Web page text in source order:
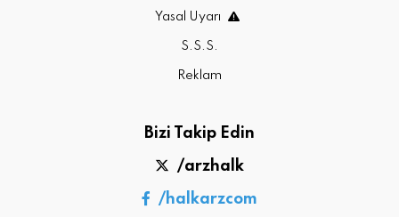
Yasal Uyarı
S.S.S.
Reklam
Bizi Takip Edin
/arzhalk
/halkarzcom